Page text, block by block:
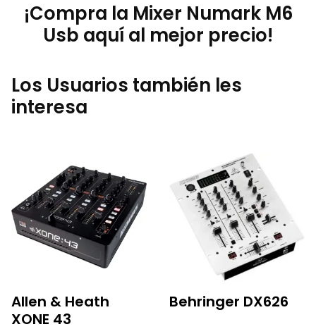
¡Compra la Mixer Numark M6
Usb aquí al mejor precio!
Los Usuarios también les
interesa
Allen & Heath
XONE 43
Behringer DX626